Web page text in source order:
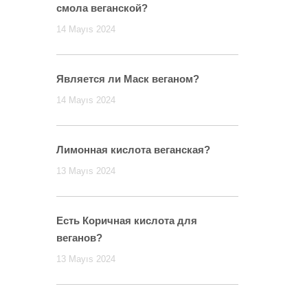
смола веганской?
14 Mayıs 2024
Является ли Маск веганом?
14 Mayıs 2024
Лимонная кислота веганская?
13 Mayıs 2024
Есть Коричная кислота для
веганов?
13 Mayıs 2024